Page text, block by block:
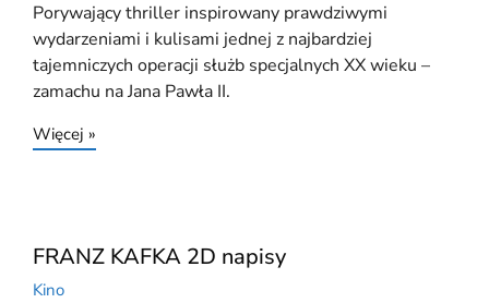
Porywający thriller inspirowany prawdziwymi
wydarzeniami i kulisami jednej z najbardziej
tajemniczych operacji służb specjalnych XX wieku –
zamachu na Jana Pawła II.
Więcej »
FRANZ KAFKA 2D napisy
Kino